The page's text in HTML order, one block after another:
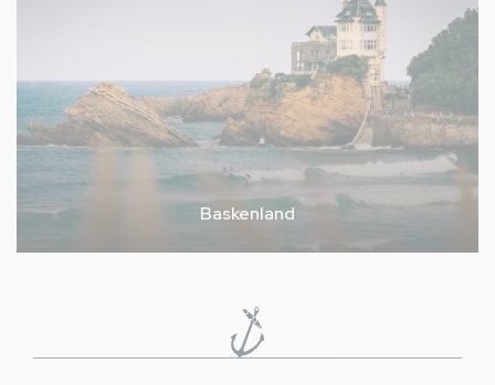
Baskenland